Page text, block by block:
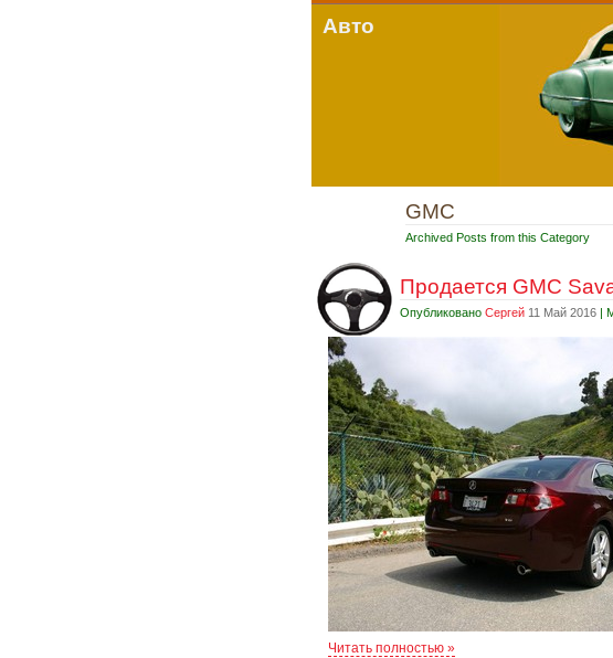
Авто
GMC
Archived Posts from this Category
Продается GMC
Опубликовано Сергей 11 Май 2016 |
Читать полностью »